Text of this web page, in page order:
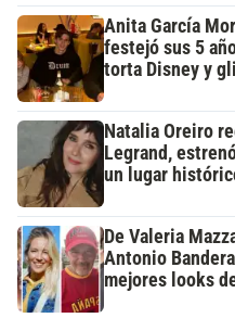
Anita García
festejó sus 5
torta Disney y
Natalia Oreiro
Legrand,
un lugar
De Valeria
Antonio
mejores looks